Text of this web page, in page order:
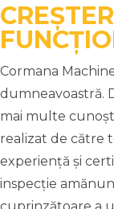
Cormana
dumneavoastră.
mai multe
realizat de către
experiență și
inspecție